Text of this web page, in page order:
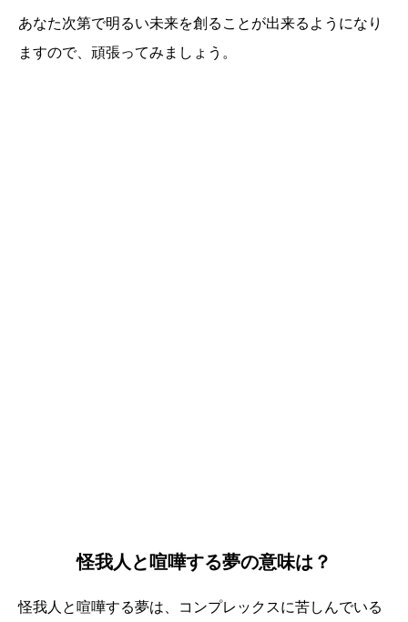
あなた次第で明るい未来を創ることが出来るようになり
ますので、頑張ってみましょう。
怪我人と喧嘩する夢の意味は？
怪我人と喧嘩する夢は、コンプレックスに苦しんでいる